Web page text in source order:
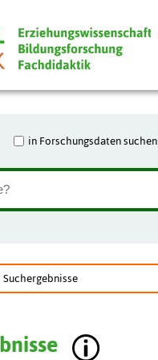
in Forschungsdaten suchen
Suchergebnisse